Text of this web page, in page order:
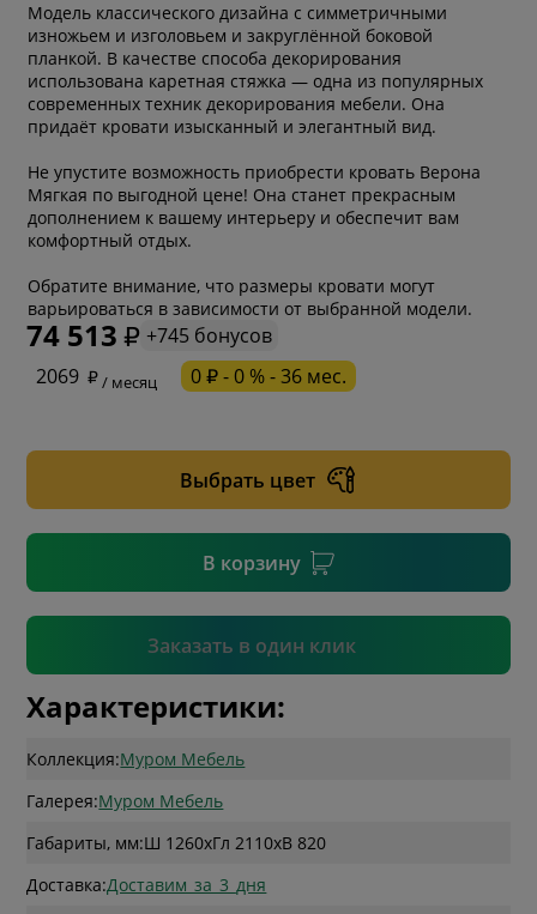
Модель классического дизайна с симметричными
изножьем и изголовьем и закруглённой боковой
планкой. В качестве способа декорирования
использована каретная стяжка — одна из популярных
современных техник декорирования мебели. Она
придаёт кровати изысканный и элегантный вид.
Не упустите возможность приобрести кровать Верона
Мягкая по выгодной цене! Она станет прекрасным
дополнением к вашему интерьеру и обеспечит вам
комфортный отдых.
Обратите внимание, что размеры кровати могут
варьироваться в зависимости от выбранной модели.
74 513
+745 бонусов
2069
/ месяц 0 ₽ - 0 % - 36 мес.
Выбрать цвет
В корзину
Заказать в один клик
* обязательное поле
Подтвердить
Характеристики:
Коллекция:Муром Мебель
Галерея:Муром Мебель
Габариты, мм:Ш 1260xГл 2110xВ 820
Доставка:Доставим_за_3_дня